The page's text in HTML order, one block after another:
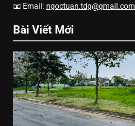
📧 Email: ngoctuan.tdg@gmail.com
Bài Viết Mới